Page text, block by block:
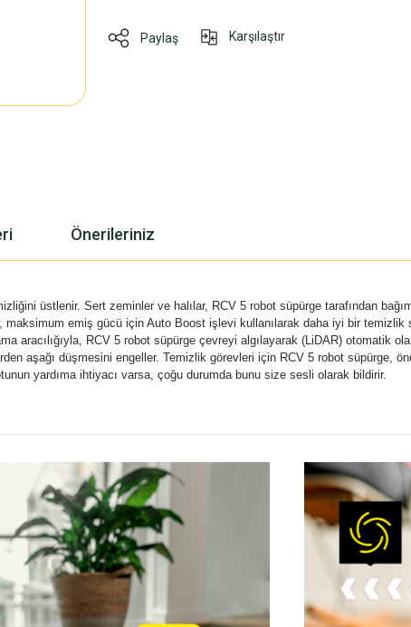
Paylaş Karşılaştır
Önerileriniz
üstlenir. Sert zeminler ve halılar, RCV 5 robot süpürge tarafından
maksimum emiş gücü için Auto Boost işlevi kullanılarak daha iyi bir
aracılığıyla, RCV 5 robot süpürge çevreyi algılayarak (LiDAR) otomatik
aşağı düşmesini engeller. Temizlik görevleri için RCV 5 robot süpürge,
yardıma ihtiyacı varsa, çoğu durumda bunu size sesli olarak bildirir.